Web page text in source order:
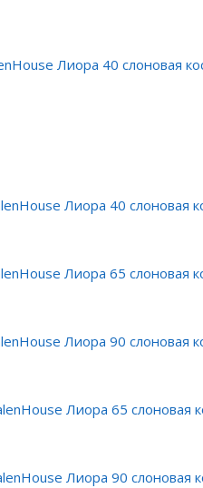
Лиора 40 слоновая
Лиора 40 слоновая
Лиора 65 слоновая
Лиора 90 слоновая
Лиора 65 слоновая
Лиора 90 слоновая